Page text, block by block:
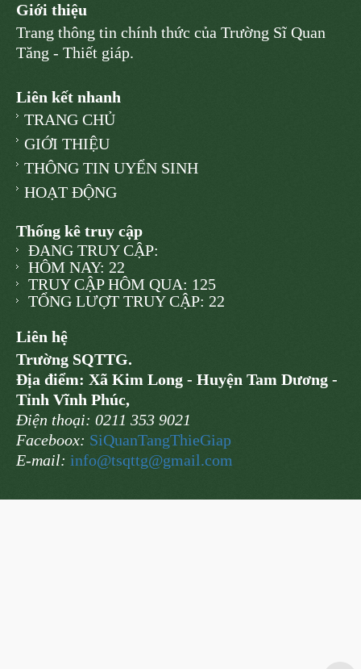
Giới thiệu
Trang thông tin chính thức của Trường Sĩ Quan
Tăng - Thiết giáp.
Liên kết nhanh
TRANG CHỦ
GIỚI THIỆU
THÔNG TIN UYỂN SINH
HOẠT ĐỘNG
Thống kê truy cập
ĐANG TRUY CẬP:
HÔM NAY: 22
TRUY CẬP HÔM QUA: 125
TỔNG LƯỢT TRUY CẬP: 22
Liên hệ
Trường SQTTG.
Địa điểm: Xã Kim Long - Huyện Tam Dương -
Tỉnh Vĩnh Phúc,
Điện thoại: 0211 353 9021
Faceboox: SiQuanTangThieGiap
E-mail: info@tsqttg@gmail.com